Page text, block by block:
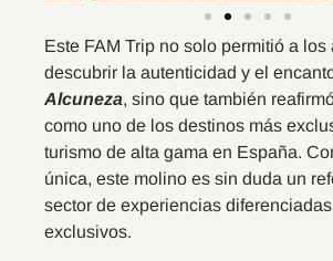
Este FAM Trip no solo permitió a los
descubrir la autenticidad y el
Alcuneza, sino que también
como uno de los destinos más
turismo de alta gama en España.
única, este molino es sin duda un
sector de experiencias
exclusivos.